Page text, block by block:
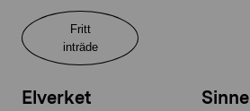
Fritt
inträde
Elverket Sinne